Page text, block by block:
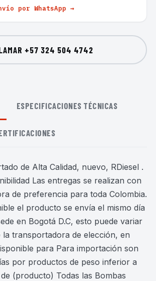
por WhatsApp →
+57 324 504 4742
ESPECIFICACIONES TÉCNICAS
de Alta Calidad, nuevo, RDiesel .
Las entregas se realizan con
de preferencia para toda Colombia.
el producto se envía el mismo día
en Bogotá D.C, esto puede variar
la transportadora de elección, en
para Para importación son
por productos de peso inferior a
(producto) Todas las Bombas